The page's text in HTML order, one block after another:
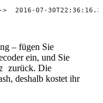
>  2016-07-
– fügen Sie
ein, und Sie
zurück. Die
deshalb kostet ihr